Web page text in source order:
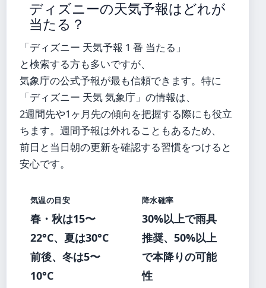
ディズニーの天気予報はどれが
当たる？
「ディズニー 天気予報 1 番 当たる」
と検索する方も多いですが、
気象庁の公式予報が最も信頼できます。特に
「ディズニー 天気 気象庁」の情報は、
2週間先や1ヶ月先の傾向を把握する際にも役立
ちます。週間予報は外れることもあるため、
前日と当日朝の更新を確認する習慣をつけると
安心です。
気温の目安
春・秋は15〜
22°C、夏は30°C
前後、冬は5〜
10°C
降水確率
30%以上で雨具
推奨、50%以上
で本降りの可能
性